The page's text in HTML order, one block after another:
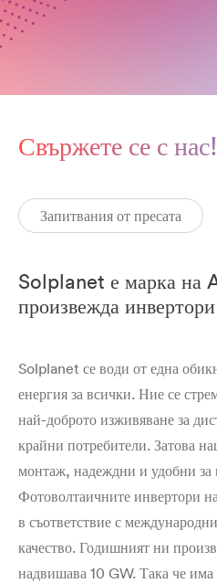
Свържете се с нас!
Запитвания от пресата
Solplanet е марка на
произвежда
Solplanet се води от една
енергия за всички. Ние се
най-доброто изживяване за
крайни потребители. Затова
монтаж, надеждни и удобни за
Фотоволтаичните инвертори
в съответствие с
качество. Годишният ни
надвишава 10 GW. Така че